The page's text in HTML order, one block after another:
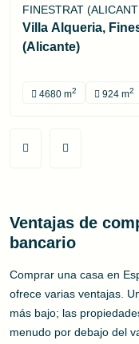
FINESTRAT
Villa Alqueria,
(Alicante)
4680 m2 924 m2
Ventajas de
bancario
Comprar una casa en
ofrece varias ventajas.
más bajo; las
menudo por debajo del